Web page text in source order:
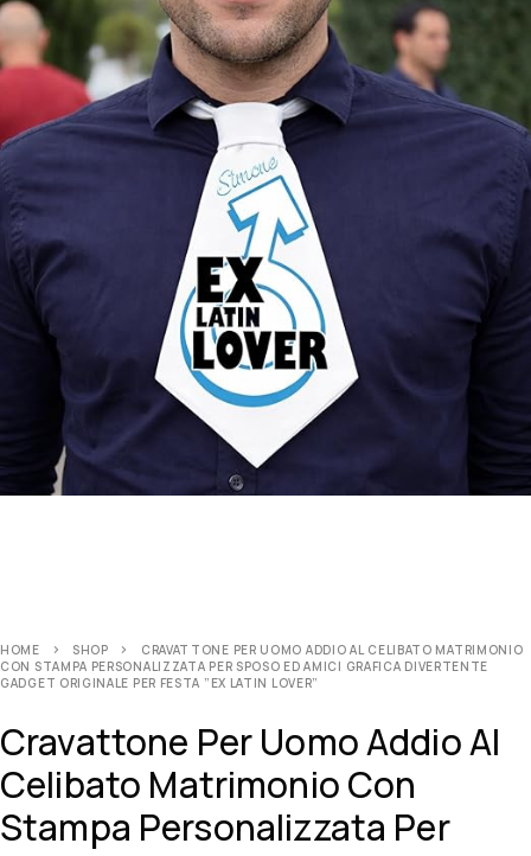
HOME SHOP
CRAVATTONE PER UOMO ADDIO AL CELIBATO MATRIMONIO
CON STAMPA PERSONALIZZATA PER SPOSO ED AMICI GRAFICA DIVERTENTE
GADGET ORIGINALE PER FESTA ”EX LATIN LOVER”
Cravattone Per Uomo Addio Al
Celibato Matrimonio Con
Stampa Personalizzata Per